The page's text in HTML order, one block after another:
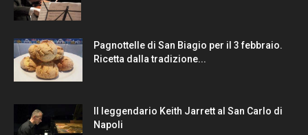
Pagnottelle di San Biagio per il 3 febbraio.
Ricetta dalla tradizione...
Il leggendario Keith Jarrett al San Carlo di
Napoli